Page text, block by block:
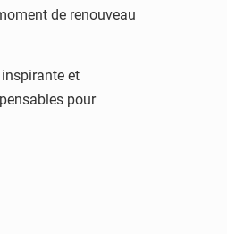
de renouveau
inspirante et
pour